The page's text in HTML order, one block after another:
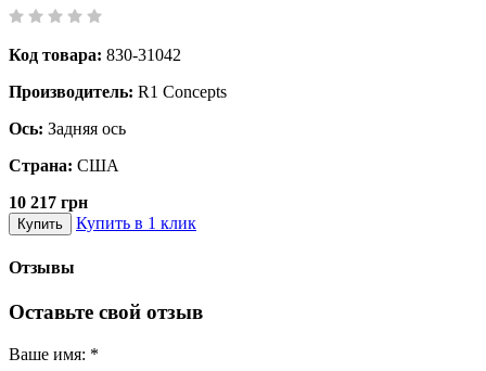
Код товара: 830-31042
Производитель: R1 Concepts
Ось: Задняя ось
Страна: США
10 217 грн
Купить Купить в 1 клик
Отзывы
Оставьте свой отзыв
Ваше имя: *